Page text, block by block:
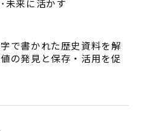
未来に活かす
で書かれた歴史資料を解
の発見と保存・活用を促